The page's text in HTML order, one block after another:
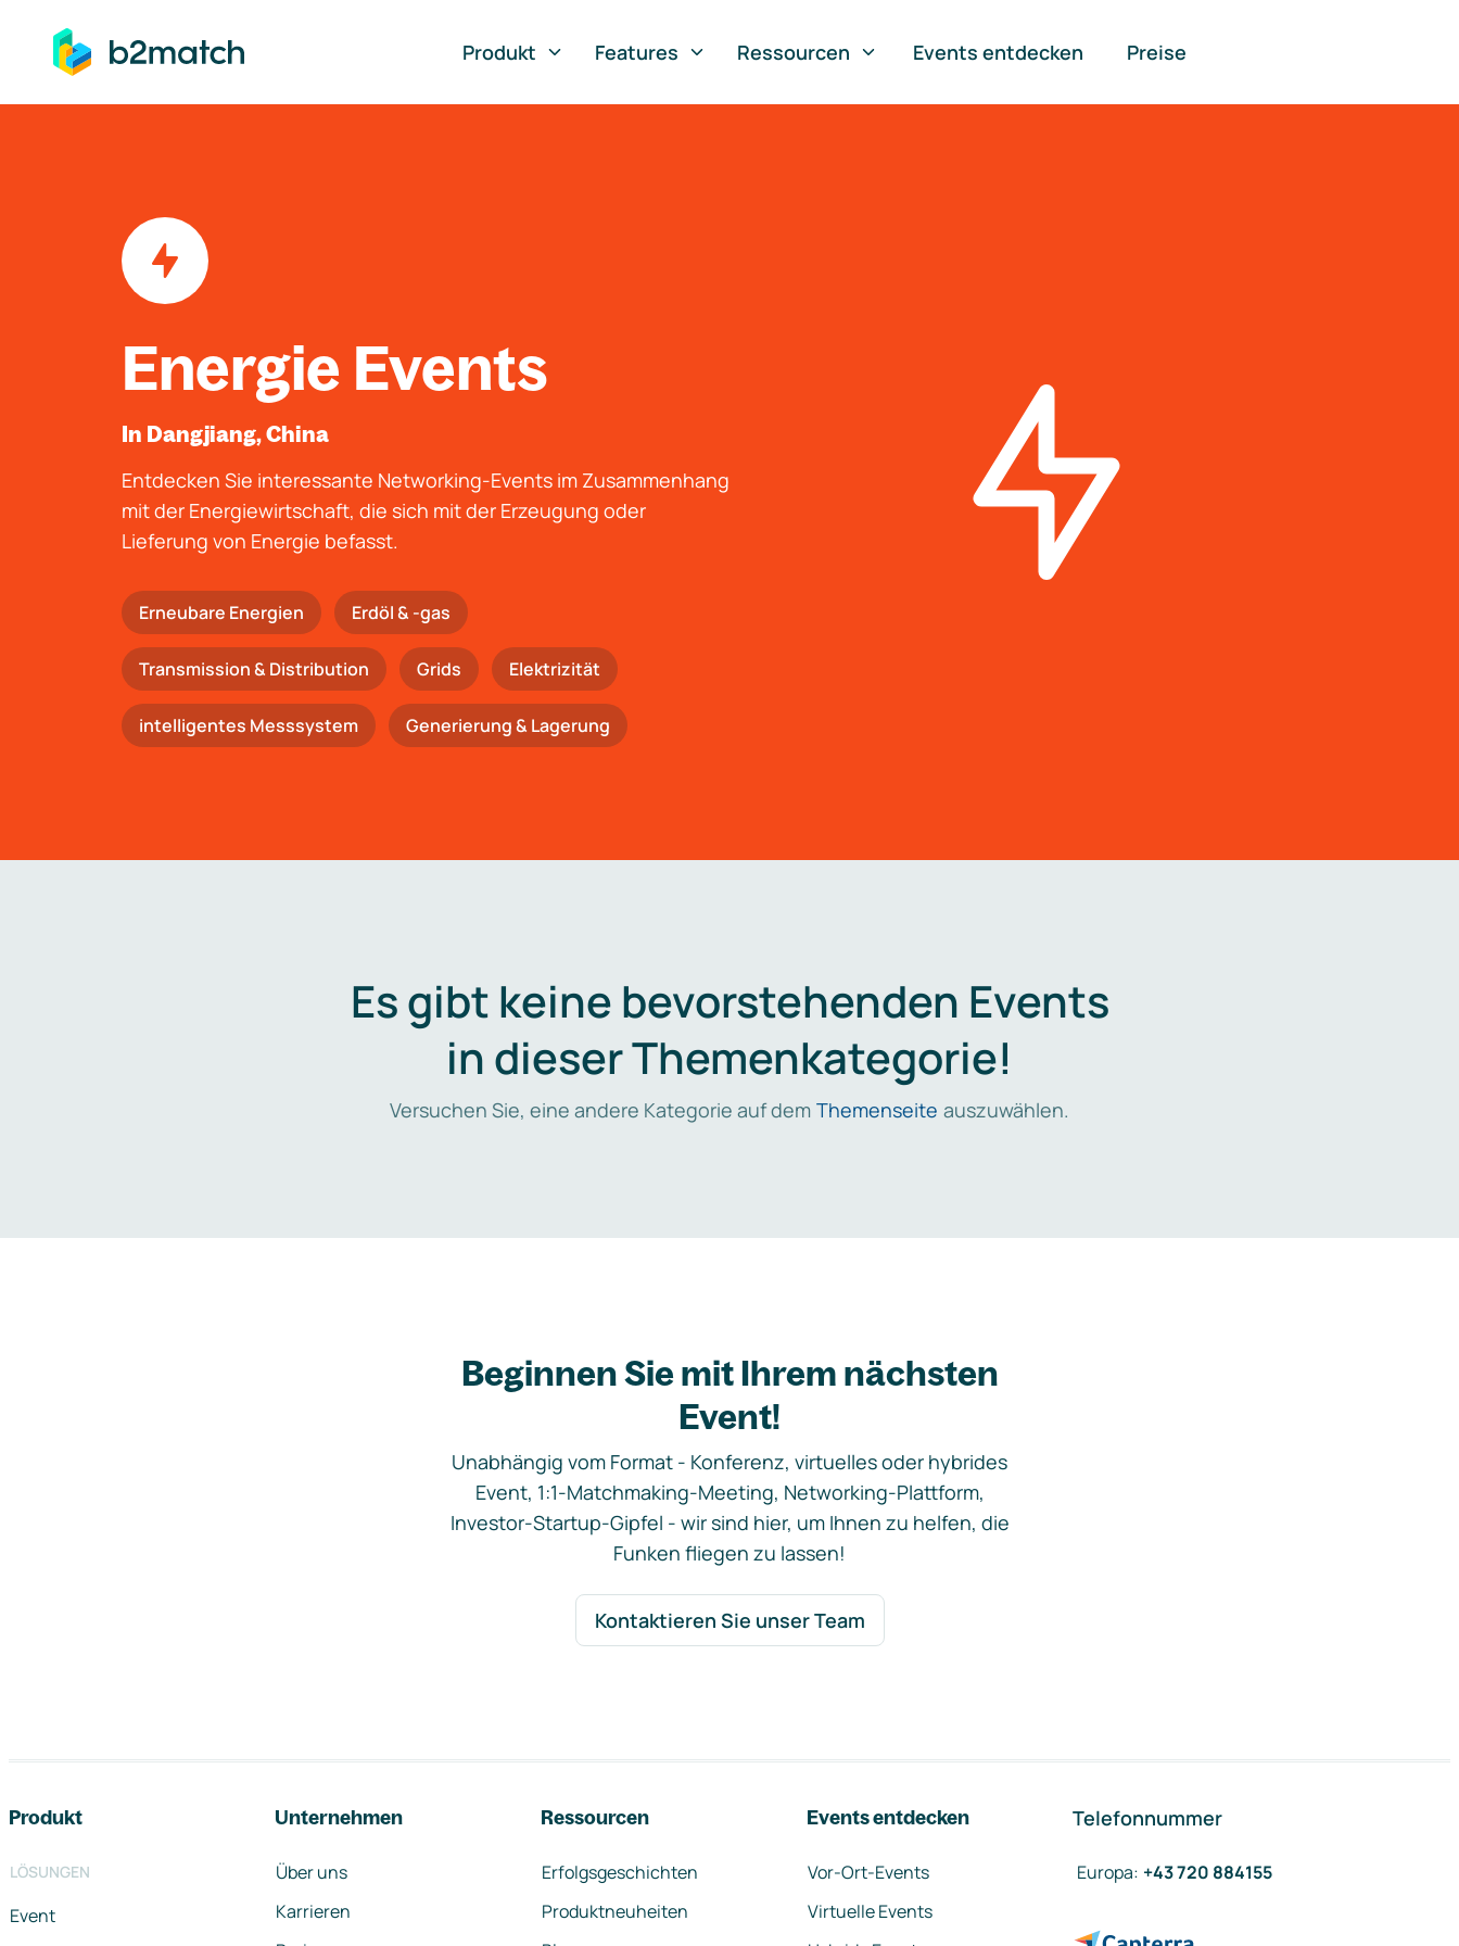
springen
Produkt
Features Ressourcen Events entdecken Preise
Energie Events
In Dangjiang, China
Entdecken Sie interessante Networking-Events im Zusammenhang
mit der Energiewirtschaft, die sich mit der Erzeugung oder
Lieferung von Energie befasst.
Erneubare Energien Erdöl & -gas
Trans­mis­si­on & Distribution Grids Elektrizität
intelligentes Messsystem Generierung & Lagerung
Es gibt keine bevorstehenden Events
in dieser Themenkategorie!
Versuchen Sie, eine andere Kategorie auf dem Themenseite auszuwählen.
Beginnen Sie mit Ihrem nächsten
Event!
Unabhängig vom Format - Konferenz, virtuelles oder hybrides
Event, 1:1-Matchmaking-Meeting, Networking-Plattform,
Investor-Startup-Gipfel - wir sind hier, um Ihnen zu helfen, die
Funken fliegen zu lassen!
Kontaktieren Sie unser Team
Produkt
LÖSUNGEN
Event
Unternehmen
Über uns
Karrieren
Ressourcen
Erfolgsgeschichten
Produktneuheiten
Events entdecken
Vor-Ort-Events
Virtuelle Events
Telefonnummer
Europa: +43 720 884155